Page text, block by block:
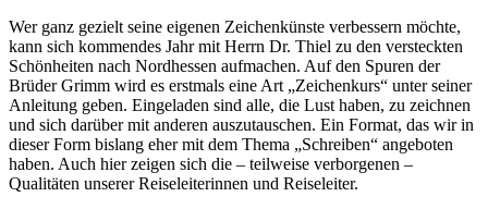
Wer ganz gezielt seine eigenen Zeichenkünste verbessern möchte,
kann sich kommendes Jahr mit Herrn Dr. Thiel zu den versteckten
Schönheiten nach Nordhessen aufmachen. Auf den Spuren der
Brüder Grimm wird es erstmals eine Art „Zeichenkurs“ unter seiner
Anleitung geben. Eingeladen sind alle, die Lust haben, zu zeichnen
und sich darüber mit anderen auszutauschen. Ein Format, das wir in
dieser Form bislang eher mit dem Thema „Schreiben“ angeboten
haben. Auch hier zeigen sich die – teilweise verborgenen –
Qualitäten unserer Reiseleiterinnen und Reiseleiter.